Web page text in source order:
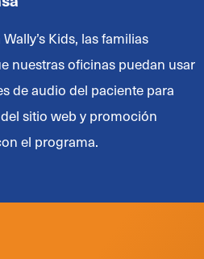
Kids, las familias
nuestras oficinas puedan usar
de audio del paciente para
sitio web y promoción
el programa.